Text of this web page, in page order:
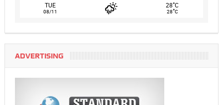
TUE
08/11
28°C
28°C
ADVERTISING